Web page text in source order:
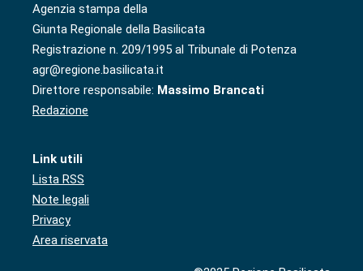
Agenzia stampa della
Giunta Regionale della Basilicata
Registrazione n. 209/1995 al Tribunale di Potenza
agr@regione.basilicata.it
Direttore responsabile: Massimo Brancati
Redazione
Link utili
Lista RSS
Note legali
Privacy
Area riservata